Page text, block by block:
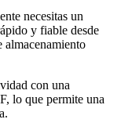
necesitas un
y fiable desde
almacenamiento
con una
lo que permite una